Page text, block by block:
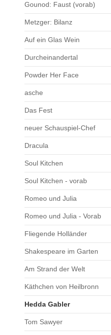
Gounod: Faust (vorab)
Metzger: Bilanz
Auf ein Glas Wein
Durcheinandertal
Powder Her Face
asche
Das Fest
neuer Schauspiel-Chef
Dracula
Soul Kitchen
Soul Kitchen - vorab
Romeo und Julia
Romeo und Julia - Vorab
Fliegende Holländer
Shakespeare im Garten
Am Strand der Welt
Käthchen von Heilbronn
Hedda Gabler
Tom Sawyer